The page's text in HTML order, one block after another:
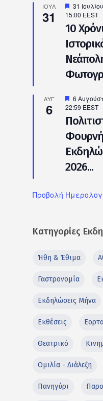
ΙΟΎΛ
31
31
15:00 EEST
10
ΑΥΓ
6
6
22:59 EEST
2026...
Προβολή
Κατηγορίες
Ήθη & Έθιμα
Γαστρονομία
Εκδηλώσεις Μήνα
Εκθέσεις
Θεατρικό
Ομιλία - Διάλεξη
Πανηγύρι